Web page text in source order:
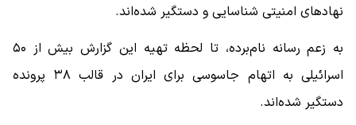
نهادهای امنیتی شناسایی و دستگیر شده‌اند.
به زعم رسانه نام‌برده، تا لحظه تهیه این گزارش بیش از ۵۰
اسرائیلی به اتهام جاسوسی برای ایران در قالب ۳۸ پرونده
دستگیر شده‌اند.